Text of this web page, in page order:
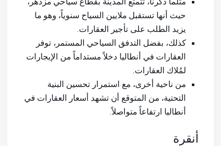
حيث أنها تستقبل ملايين السياح سنوياً، وهو ما
يزيد الطلب على تأجير العقارات.
كذلك، بفضل التدفق السياحي المستمر، توفر
العقارات في أنطاليا دخلاً مستداماً من الإيجارات
لمُلاك العقارات.
من ناحية أخرى، مع استمرار تحسين البنية
التحتية، من المتوقع أن تشهد أسعار العقارات في
أنطاليا ارتفاعاً متواصلاً.
أنقرة